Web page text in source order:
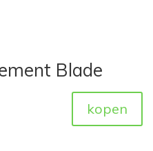
Blade
kopen